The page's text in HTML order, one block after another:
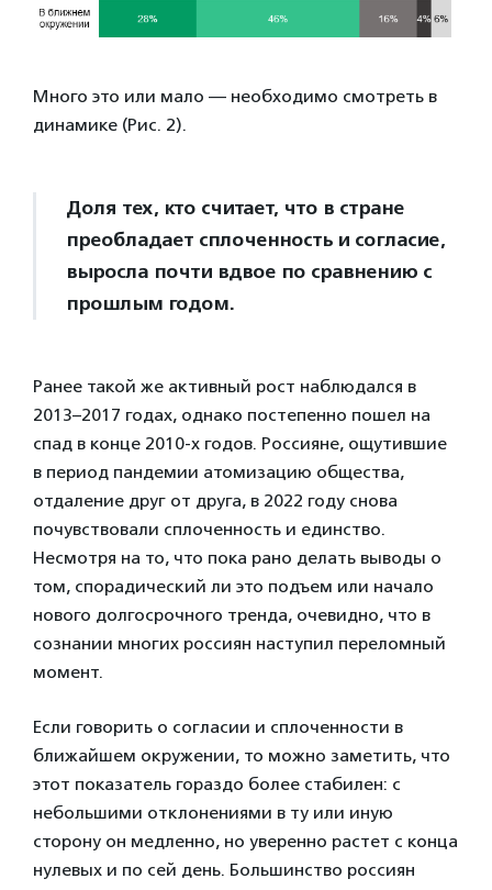
Много это или мало — необходимо смотреть в
динамике (Рис. 2).
Доля тех, кто считает, что в стране
преобладает сплоченность и согласие,
выросла почти вдвое по сравнению с
прошлым годом.
Ранее такой же активный рост наблюдался в
2013–2017 годах, однако постепенно пошел на
спад в конце 2010-х годов. Россияне, ощутившие
в период пандемии атомизацию общества,
отдаление друг от друга, в 2022 году снова
почувствовали сплоченность и единство.
Несмотря на то, что пока рано делать выводы о
том, спорадический ли это подъем или начало
нового долгосрочного тренда, очевидно, что в
сознании многих россиян наступил переломный
момент.
Если говорить о согласии и сплоченности в
ближайшем окружении, то можно заметить, что
этот показатель гораздо более стабилен: с
небольшими отклонениями в ту или иную
сторону он медленно, но уверенно растет с конца
нулевых и по сей день. Большинство россиян